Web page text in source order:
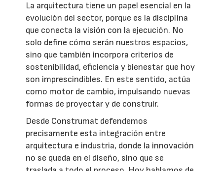
La arquitectura tiene un papel esencial en la
evolución del sector, porque es la disciplina
que conecta la visión con la ejecución. No
solo define cómo serán nuestros espacios,
sino que también incorpora criterios de
sostenibilidad, eficiencia y bienestar que hoy
son imprescindibles. En este sentido, actúa
como motor de cambio, impulsando nuevas
formas de proyectar y de construir.
Desde Construmat defendemos
precisamente esta integración entre
arquitectura e industria, donde la innovación
no se queda en el diseño, sino que se